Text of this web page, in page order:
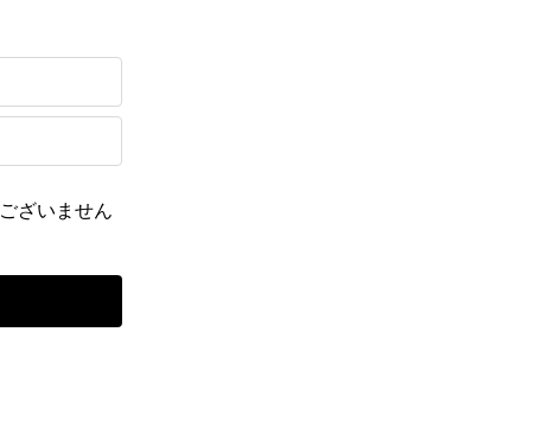
ざいません